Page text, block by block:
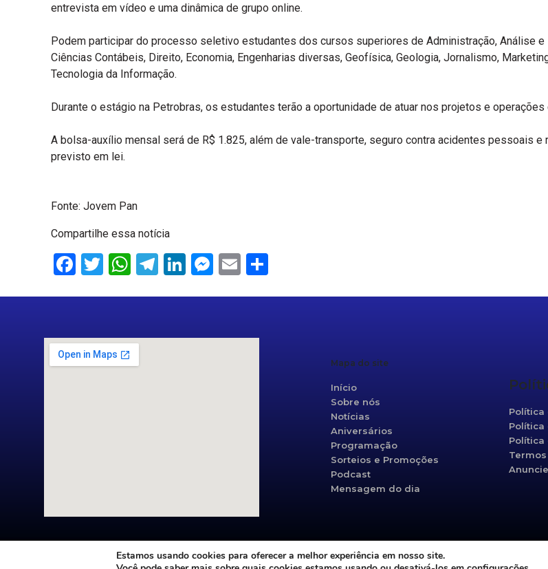
entrevista em vídeo e uma dinâmica de grupo online.
Podem participar do processo seletivo estudantes dos cursos superiores de Administração, Análise
Ciências Contábeis, Direito, Economia, Engenharias diversas, Geofísica, Geologia, Jornalismo,
Tecnologia da Informação.
Durante o estágio na Petrobras, os estudantes terão a oportunidade de atuar nos projetos e
A bolsa-auxílio mensal será de R$ 1.825, além de vale-transporte, seguro contra acidentes pessoais
previsto em lei.
Fonte: Jovem Pan
Compartilhe essa notícia
Facebook
Twitter
WhatsApp
Telegram
LinkedIn
Messenger
Email
Mapa do site
Início
Sobre nós
Notícias
Aniversários
Programação
Sorteios e Promoções
Podcast
Mensagem do dia
Política
Política
Política
Anuncie
©2021 Vanguarda 95,5fm. Todos os direitos
Estamos usando cookies para oferecer a melhor experiência em nosso site.